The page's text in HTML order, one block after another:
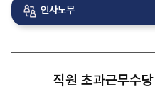
인사노무
직원 초과근무수